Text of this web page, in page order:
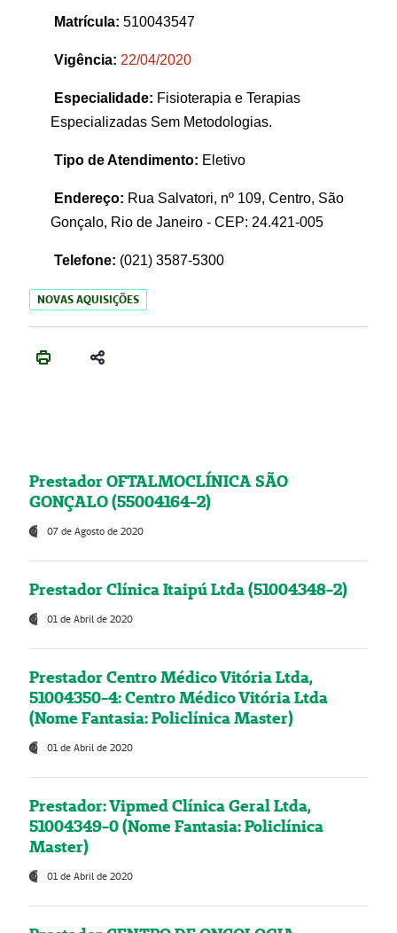
Matrícula: 510043547
Vigência: 22/04/2020
Especialidade: Fisioterapia e Terapias
Especializadas Sem Metodologias.
Tipo de Atendimento: Eletivo
Endereço: Rua Salvatori, nº 109, Centro, São
Gonçalo, Rio de Janeiro - CEP: 24.421-005
Telefone: (021) 3587-5300
NOVAS AQUISIÇÕES
Prestador OFTALMOCLÍNICA SÃO
GONÇALO (55004164-2)
07 de Agosto de 2020
Prestador Clínica Itaipú Ltda (51004348-2)
01 de Abril de 2020
Prestador Centro Médico Vitória Ltda,
51004350-4: Centro Médico Vitória Ltda
(Nome Fantasia: Policlínica Master)
01 de Abril de 2020
Prestador: Vipmed Clínica Geral Ltda,
51004349-0 (Nome Fantasia: Policlínica
Master)
01 de Abril de 2020